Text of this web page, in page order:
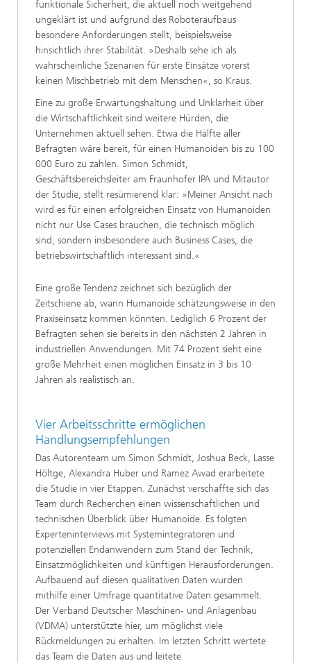
funktionale Sicherheit, die aktuell noch weitgehend
ungeklärt ist und aufgrund des Roboteraufbaus
besondere Anforderungen stellt, beispielsweise
hinsichtlich ihrer Stabilität. »Deshalb sehe ich als
wahrscheinliche Szenarien für erste Einsätze vorerst
keinen Mischbetrieb mit dem Menschen«, so Kraus.
Eine zu große Erwartungshaltung und Unklarheit über
die Wirtschaftlichkeit sind weitere Hürden, die
Unternehmen aktuell sehen. Etwa die Hälfte aller
Befragten wäre bereit, für einen Humanoiden bis zu 100
000 Euro zu zahlen. Simon Schmidt,
Geschäftsbereichsleiter am Fraunhofer IPA und Mitautor
der Studie, stellt resümierend klar: »Meiner Ansicht nach
wird es für einen erfolgreichen Einsatz von Humanoiden
nicht nur Use Cases brauchen, die technisch möglich
sind, sondern insbesondere auch Business Cases, die
betriebswirtschaftlich interessant sind.«
Eine große Tendenz zeichnet sich bezüglich der
Zeitschiene ab, wann Humanoide schätzungsweise in den
Praxiseinsatz kommen könnten. Lediglich 6 Prozent der
Befragten sehen sie bereits in den nächsten 2 Jahren in
industriellen Anwendungen. Mit 74 Prozent sieht eine
große Mehrheit einen möglichen Einsatz in 3 bis 10
Jahren als realistisch an.
Vier Arbeitsschritte ermöglichen
Handlungsempfehlungen
Das Autorenteam um Simon Schmidt, Joshua Beck, Lasse
Höltge, Alexandra Huber und Ramez Awad erarbeitete
die Studie in vier Etappen. Zunächst verschaffte sich das
Team durch Recherchen einen wissenschaftlichen und
technischen Überblick über Humanoide. Es folgten
Experteninterviews mit Systemintegratoren und
potenziellen Endanwendern zum Stand der Technik,
Einsatzmöglichkeiten und künftigen Herausforderungen.
Aufbauend auf diesen qualitativen Daten wurden
mithilfe einer Umfrage quantitative Daten gesammelt.
Der Verband Deutscher Maschinen- und Anlagenbau
(VDMA) unterstützte hier, um möglichst viele
Rückmeldungen zu erhalten. Im letzten Schritt wertete
das Team die Daten aus und leitete